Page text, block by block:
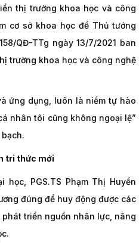
thị trường khoa học và công
cơ sở khoa học để Thủ tướng
QĐ-TTg ngày 13/7/2021 ban
trường khoa học và công nghệ
ứng dụng, luôn là niềm tự hào
nhân tôi cũng không ngoại lệ”
bạch.
tri thức mới
PGS.TS Phạm Thị Huyền
đúng để huy động được các
triển nguồn nhân lực, nâng